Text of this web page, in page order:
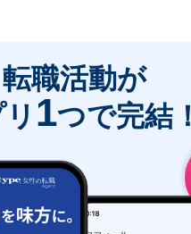
転職活動が
1つで完結！